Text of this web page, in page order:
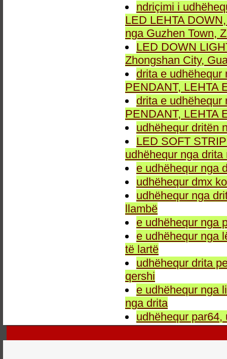
ndriçimi i
LED LEHTA
nga Guzhen Town,
LED DOWN
Zhongshan City,
drita e udhëhequr
PENDANT, LEHTA
drita e udhëhequr
PENDANT, LEHTA
udhëhequr dritën
LED SOFT
udhëhequr nga
e udhëhequr nga
udhëhequr dmx
udhëhequr nga
llambë
e udhëhequr nga
e udhëhequr nga
të lartë
udhëhequr drita
qershi
e udhëhequr nga
nga drita
udhëhequr